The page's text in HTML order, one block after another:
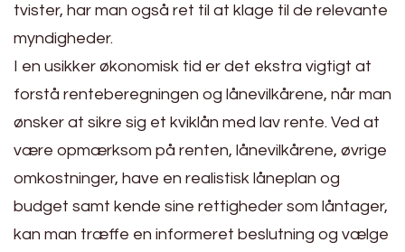
tvister, har man også ret til at klage til de relevante
myndigheder.
I en usikker økonomisk tid er det ekstra vigtigt at
forstå renteberegningen og lånevilkårene, når man
ønsker at sikre sig et kviklån med lav rente. Ved at
være opmærksom på renten, lånevilkårene, øvrige
omkostninger, have en realistisk låneplan og
budget samt kende sine rettigheder som låntager,
kan man træffe en informeret beslutning og vælge